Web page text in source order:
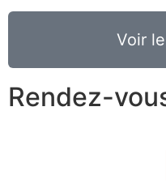
Voir
Rendez-